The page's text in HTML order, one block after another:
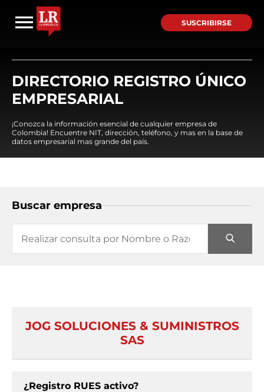
SUSCRIBIRSE
DIRECTORIO REGISTRO ÚNICO
EMPRESARIAL
¡Conozca la información esencial de cualquier empresa de
Colombia! Encuentre NIT, dirección, teléfono, y mas en la base de
datos empresarial mas grande del país.
Buscar empresa
JOG SOLUCIONES & SUMINISTROS
SAS
¿Registro RUES activo?